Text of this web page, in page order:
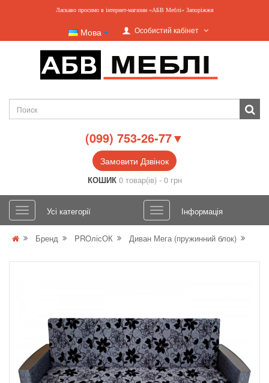
Ласкаво просимо в інтернет-магазин «АБВ Меблі» Запоріжжя
Мова Особистий кабінет
(099) 753-26-77▼
Замовити Дзвінок
КОШИК 0 товар(ів) - 0 грн
Усі категорії Інформація
Бренд PROлісОК Диван Мега (пружинний блок)